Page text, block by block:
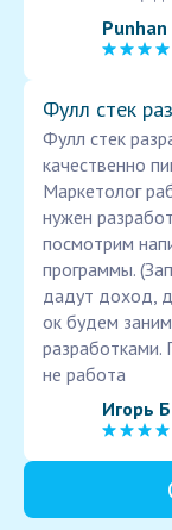
Фулл стек
Фулл стек
качественно
Маркетолог
нужен
посмотрим
программы.
дадут доход,
ок будем
разработками.
не работа
Игорь